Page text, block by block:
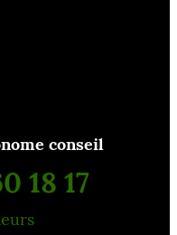
conseil
18 17